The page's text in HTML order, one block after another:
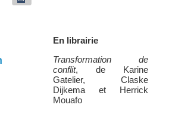
En librairie
Transformation de
conflit, de Karine
Gatelier, Claske
Dijkema et Herrick
Mouafo